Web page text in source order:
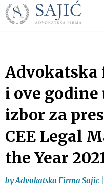
Skip
to
content
|
Advokatska
i ove
izbor za
CEE Legal
the Year
byAdvokatska Firma Sajic